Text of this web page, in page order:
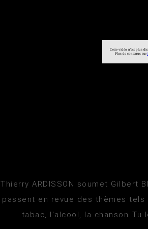
Thierry ARDISSON soumet Gilbert
passent en revue des thèmes
tabac, l'alcool, la chanson Tu